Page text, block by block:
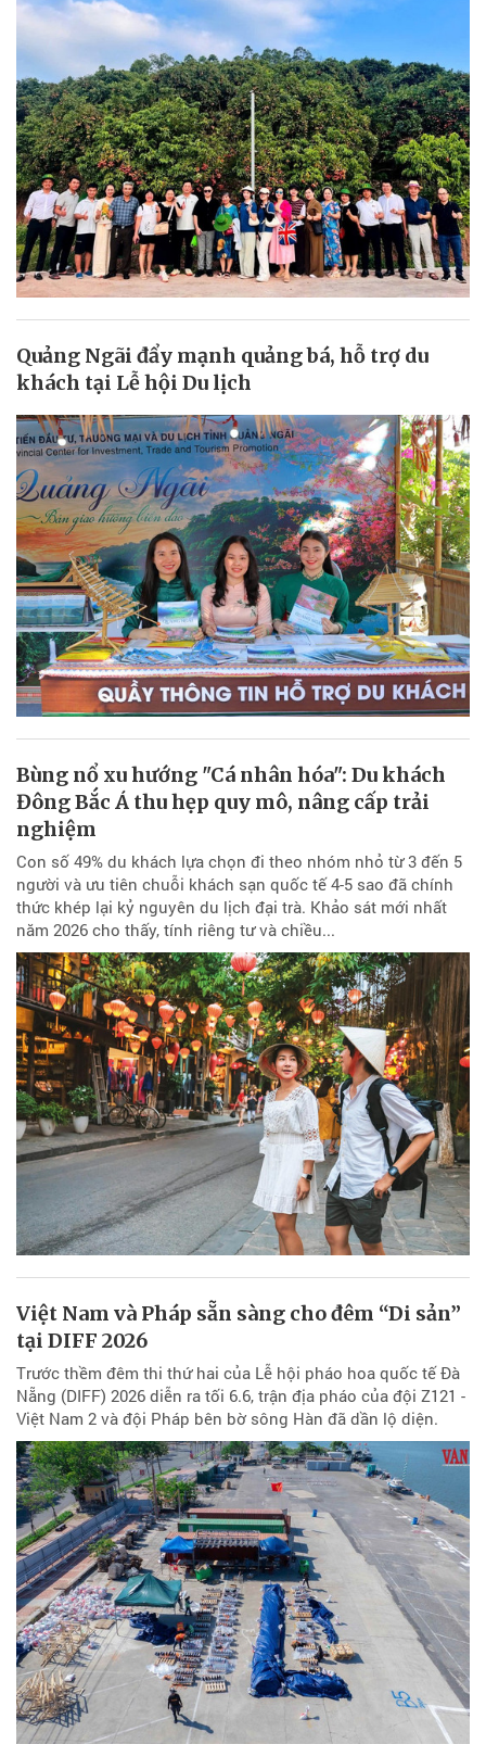
Quảng Ngãi đẩy mạnh quảng bá, hỗ trợ du
khách tại Lễ hội Du lịch
Bùng nổ xu hướng "Cá nhân hóa": Du khách
Đông Bắc Á thu hẹp quy mô, nâng cấp trải
nghiệm
Con số 49% du khách lựa chọn đi theo nhóm nhỏ từ 3 đến 5
người và ưu tiên chuỗi khách sạn quốc tế 4-5 sao đã chính
thức khép lại kỷ nguyên du lịch đại trà. Khảo sát mới nhất
năm 2026 cho thấy, tính riêng tư và chiều...
Việt Nam và Pháp sẵn sàng cho đêm “Di sản”
tại DIFF 2026
Trước thềm đêm thi thứ hai của Lễ hội pháo hoa quốc tế Đà
Nẵng (DIFF) 2026 diễn ra tối 6.6, trận địa pháo của đội Z121 -
Việt Nam 2 và đội Pháp bên bờ sông Hàn đã dần lộ diện.